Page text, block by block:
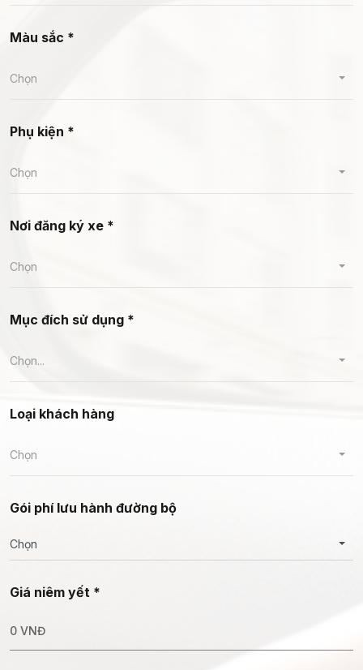
Màu sắc *
Chọn
Phụ kiện *
Chọn
Nơi đăng ký xe *
Chọn
Mục đích sử dụng *
Chọn...
Loại khách hàng
Chọn
Gói phí lưu hành đường bộ
Chọn
Giá niêm yết *
0 VNĐ